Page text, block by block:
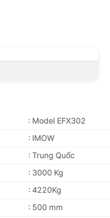
: Model EFX302
: IMOW
: Trung Quốc
: 3000 Kg
: 4220Kg
: 500 mm